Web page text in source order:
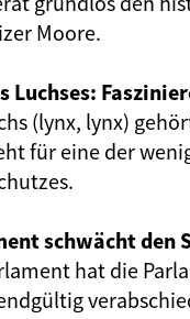
Moore.
Luchses:
(lynx, lynx)
für eine der
schwächt den
hat die